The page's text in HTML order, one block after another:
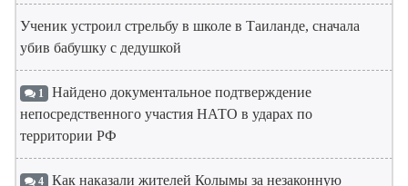
Ученик устроил стрельбу в школе в Таиланде, сначала
убив бабушку с дедушкой
1 Найдено документальное подтверждение
непосредственного участия НАТО в ударах по
территории РФ
4 Как наказали жителей Колымы за незаконную